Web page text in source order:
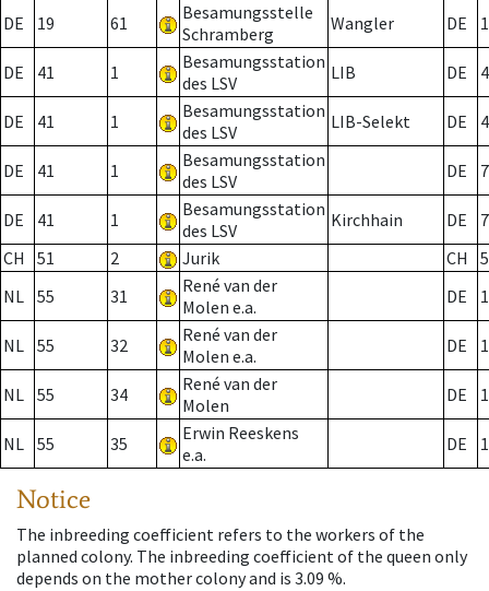
DE 19 61
Besamungsstelle
Schramberg
Wangler DE
DE 41 1
Besamungsstation
des LSV
LIB DE
DE 41 1
Besamungsstation
des LSV
LIB-Selekt DE
DE 41 1
Besamungsstation
des LSV
DE 7
DE 41 1
Besamungsstation
des LSV
Kirchhain DE
7
CH
51 2 Jurik CH
NL 55 31
René van der
Molen e.a.
DE
NL 55 32
René van der
Molen e.a.
DE
NL 55 34
René van der
Molen
DE
NL 55 35
Erwin Reeskens
e.a.
DE
Notice
The inbreeding coefficient refers to the workers of the
planned colony. The inbreeding coefficient of the queen only
depends on the mother colony and is 3.09 %.